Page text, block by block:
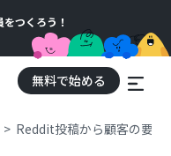
つくろう！
無料で始める
Reddit投稿から顧客の要